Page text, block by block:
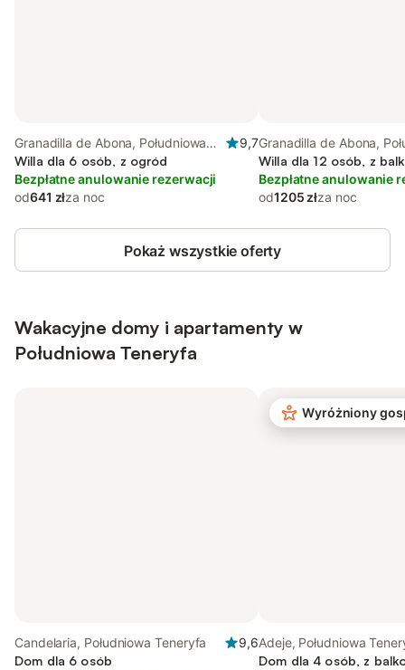
Granadilla de Abona, Południowa
Teneryfa
9,7
Willa dla 6 osób, z ogród
Bezpłatne anulowanie rezerwacji
od641 złza noc
Granadilla de Abona,
Teneryfa
Willa dla 12 osób, z
Bezpłatne anulowanie
od1205 złza noc
Pokaż wszystkie oferty
Wakacyjne domy i apartamenty w
Południowa Teneryfa
Candelaria, Południowa Teneryfa
9,6
Dom dla 6 osób
Wyróżniony
Adeje, Południowa
Dom dla 4 osób, z